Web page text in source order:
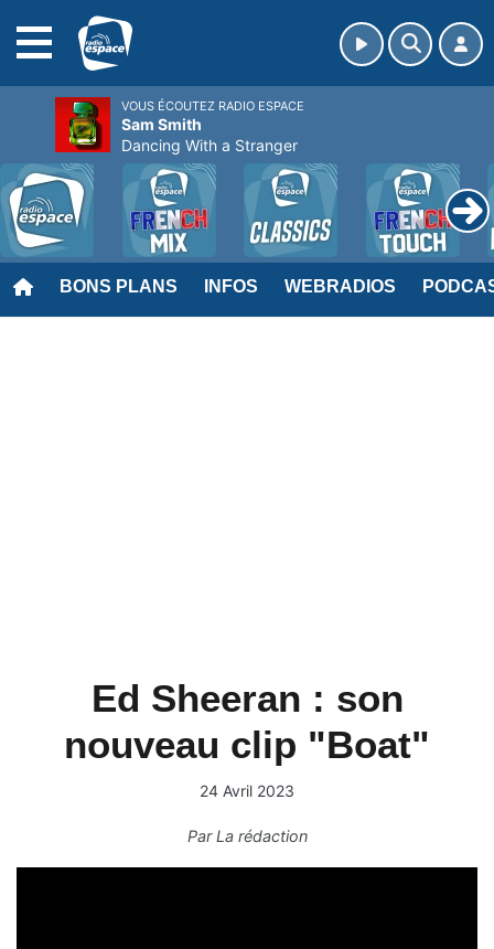
BONS PLANS INFOS WEBRADIOS
Ed Sheeran : son
nouveau clip "Boat"
24 Avril 2023
ParLa rédaction
VOUS ÉCOUTEZ RADIO ESPACE
Sam Smith
Dancing With a Stranger